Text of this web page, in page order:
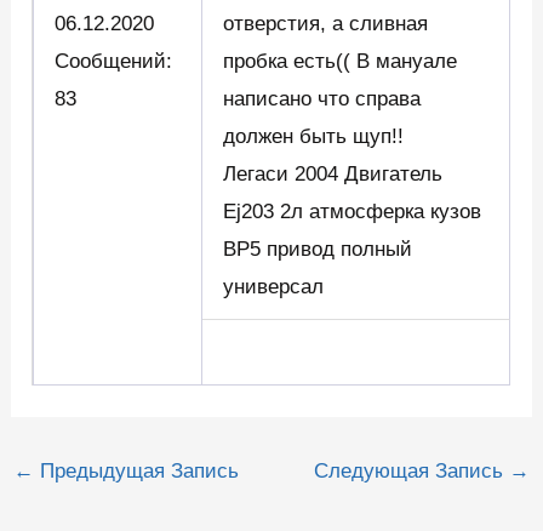
06.12.2020
Сообщений:
83
отверстия, а сливная
пробка есть(( В мануале
написано что справа
должен быть щуп!!
Легаси 2004 Двигатель
Ej203 2л атмосферка кузов
ВР5 привод полный
универсал
Навигация
← Предыдущая Запись Следующая Запись →